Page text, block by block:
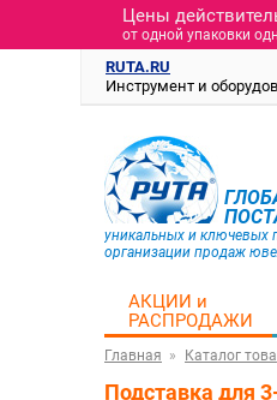
Цены
от одной упаковки
RUTA.RU
Инструмент и
уникальных и ключевых
организации продаж
АКЦИИ и
РАСПРОДАЖИ
Главная Каталог
Подставка для